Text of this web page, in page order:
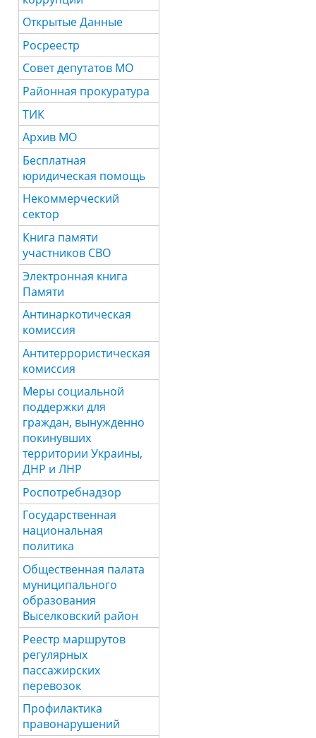
Открытые Данные
Росреестр
Совет депутатов МО
Районная прокуратура
ТИК
Архив МО
Бесплатная
юридическая помощь
Некоммерческий
сектор
Книга памяти
участников СВО
Электронная книга
Памяти
Антинаркотическая
комиссия
Антитеррористическая
комиссия
Меры социальной
поддержки для
граждан, вынужденно
покинувших
территории Украины,
ДНР и ЛНР
Роспотребнадзор
Государственная
национальная
политика
Общественная палата
муниципального
образования
Выселковский район
Реестр маршрутов
регулярных
пассажирских
перевозок
Профилактика
правонарушений